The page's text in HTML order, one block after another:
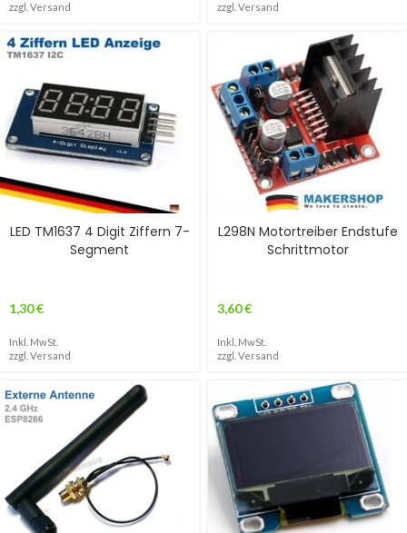
zzgl. Versand
zzgl. Versand
LED TM1637 4 Digit Ziffern 7-
Segment
1,30€
Inkl. MwSt.
zzgl. Versand
L298N Motortreiber Endstufe
Schrittmotor
3,60€
Inkl. MwSt.
zzgl. Versand